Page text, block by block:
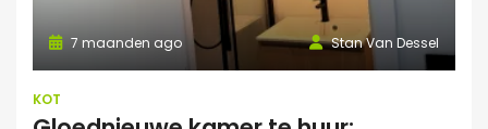
Stan Van Dessel
7 maanden ago
KOT